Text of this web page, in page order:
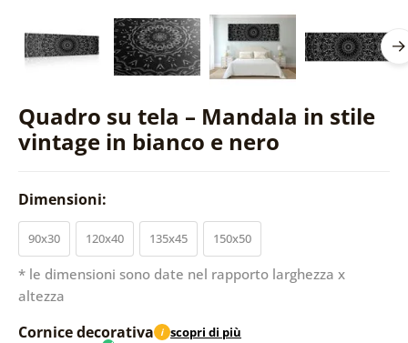
Quadro su tela – Mandala in stile
vintage in bianco e nero
Dimensioni:
90x30 120x40 135x45 150x50
* le dimensioni sono date nel rapporto larghezza x
altezza
Cornice decorativa i scopri di più